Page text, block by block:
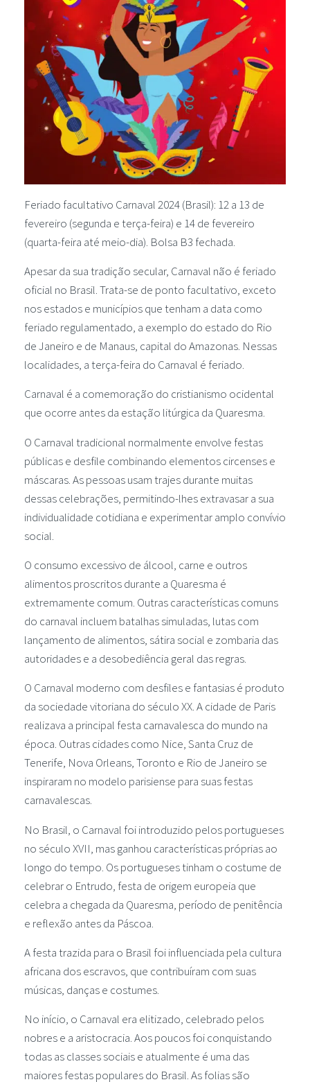
Feriado facultativo Carnaval 2024 (Brasil): 12 a 13 de
fevereiro (segunda e terça-feira) e 14 de fevereiro
(quarta-feira até meio-dia). Bolsa B3 fechada.
Apesar da sua tradição secular, Carnaval não é feriado
oficial no Brasil. Trata-se de ponto facultativo, exceto
nos estados e municípios que tenham a data como
feriado regulamentado, a exemplo do estado do Rio
de Janeiro e de Manaus, capital do Amazonas. Nessas
localidades, a terça-feira do Carnaval é feriado.
Carnaval é a comemoração do cristianismo ocidental
que ocorre antes da estação litúrgica da Quaresma.
O Carnaval tradicional normalmente envolve festas
públicas e desfile combinando elementos circenses e
máscaras. As pessoas usam trajes durante muitas
dessas celebrações, permitindo-lhes extravasar a sua
individualidade cotidiana e experimentar amplo convívio
social.
O consumo excessivo de álcool, carne e outros
alimentos proscritos durante a Quaresma é
extremamente comum. Outras características comuns
do carnaval incluem batalhas simuladas, lutas com
lançamento de alimentos, sátira social e zombaria das
autoridades e a desobediência geral das regras.
O Carnaval moderno com desfiles e fantasias é produto
da sociedade vitoriana do século XX. A cidade de Paris
realizava a principal festa carnavalesca do mundo na
época. Outras cidades como Nice, Santa Cruz de
Tenerife, Nova Orleans, Toronto e Rio de Janeiro se
inspiraram no modelo parisiense para suas festas
carnavalescas.
No Brasil, o Carnaval foi introduzido pelos portugueses
no século XVII, mas ganhou características próprias ao
longo do tempo. Os portugueses tinham o costume de
celebrar o Entrudo, festa de origem europeia que
celebra a chegada da Quaresma, período de penitência
e reflexão antes da Páscoa.
A festa trazida para o Brasil foi influenciada pela cultura
africana dos escravos, que contribuíram com suas
músicas, danças e costumes.
No início, o Carnaval era elitizado, celebrado pelos
nobres e a aristocracia. Aos poucos foi conquistando
todas as classes sociais e atualmente é uma das
maiores festas populares do Brasil. As folias são